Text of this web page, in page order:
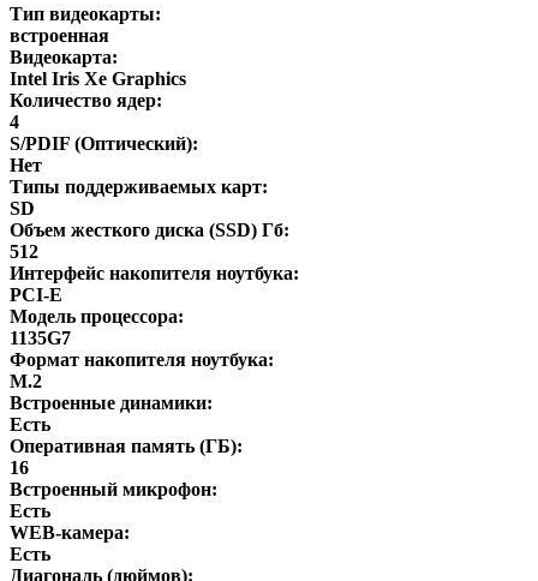
Тип видеокарты:
встроенная
Видеокарта:
Intel Iris Xe Graphics
Количество ядер:
4
S/PDIF (Оптический):
Нет
Типы поддерживаемых карт:
SD
Объем жесткого диска (SSD) Гб:
512
Интерфейс накопителя ноутбука:
PCI-E
Модель процессора:
1135G7
Формат накопителя ноутбука:
M.2
Встроенные динамики:
Есть
Оперативная память (ГБ):
16
Встроенный микрофон:
Есть
WEB-камера:
Есть
Диагональ (дюймов):